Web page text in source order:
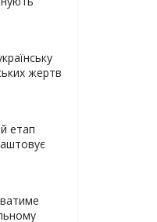
жертв
етап